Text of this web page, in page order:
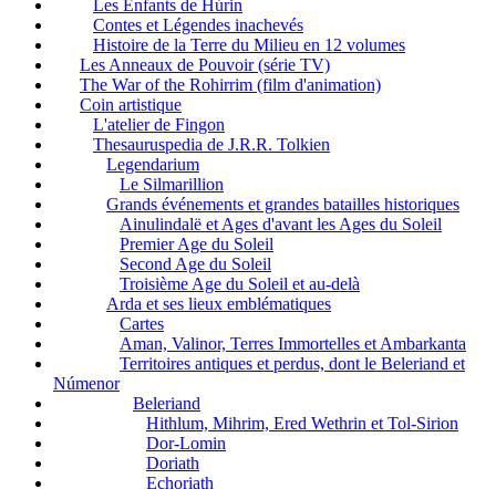
Les Enfants de Húrin
Contes et Légendes inachevés
Histoire de la Terre du Milieu en 12 volumes
Les Anneaux de Pouvoir (série TV)
The War of the Rohirrim (film d'animation)
Coin artistique
L'atelier de Fingon
Thesauruspedia de J.R.R. Tolkien
Legendarium
Le Silmarillion
Grands événements et grandes batailles historiques
Ainulindalë et Ages d'avant les Ages du Soleil
Premier Age du Soleil
Second Age du Soleil
Troisième Age du Soleil et au-delà
Arda et ses lieux emblématiques
Cartes
Aman, Valinor, Terres Immortelles et Ambarkanta
Territoires antiques et perdus, dont le Beleriand et
Númenor
Beleriand
Hithlum, Mihrim, Ered Wethrin et Tol-Sirion
Dor-Lomin
Doriath
Echoriath